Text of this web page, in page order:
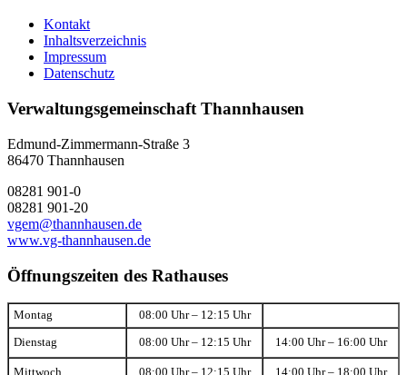
Kontakt
Inhaltsverzeichnis
Impressum
Datenschutz
Verwaltungsgemeinschaft Thannhausen
Edmund-Zimmermann-Straße 3
86470 Thannhausen
08281 901-0
08281 901-20
vgem@thannhausen.de
www.vg-thannhausen.de
Öffnungszeiten des Rathauses
Montag 08:00 Uhr – 12:15 Uhr
Dienstag 08:00 Uhr – 12:15 Uhr 14:00 Uhr – 16:00 Uhr